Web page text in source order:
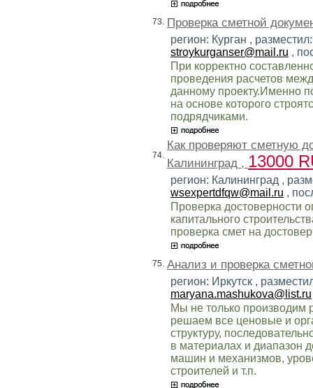
73. Проверка сметной
регион: Курган ,
stroykurganser@mail.ru ,
При корректно
проведения расчетов
данному проекту.Именно
на основе которого
подрядчиками.
74.
Как проверяют сметную
Калининград , 13000
регион: Калининград ,
wsexpertdfqw@mail.ru ,
Проверка достоверности
капитального
проверка смет на
75. Анализ и проверка
регион: Иркутск ,
maryana.mashukova@list.ru
Мы не только производим
решаем все ценовые и
структуру,
в материалах и диапазон
машин и механизмов,
строителей и т.п.